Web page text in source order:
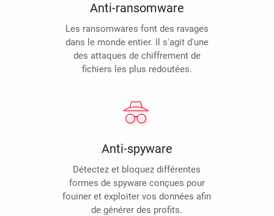
Anti-ransomware
Les ransomwares font des ravages
dans le monde entier. Il s'agit d'une
des attaques de chiffrement de
fichiers les plus redoutées.
Anti-spyware
Détectez et bloquez différentes
formes de spyware conçues pour
fouiner et exploiter vos données afin
de générer des profits.